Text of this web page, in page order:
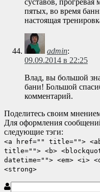
суставов,
пятых, во время
настоящая
admin:
09.09.2014 в 22:25
Влад, вы большой
бани! Большой
комментарий.
Поделитесь своим
Для оформления
следующие тэги:
<a href="" title="">
title=""> <b>
datetime=""> <em> <i>
<strong>